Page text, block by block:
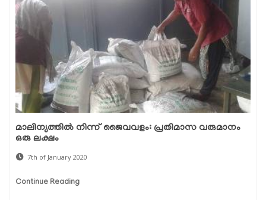
മാലിന്യത്തില്‍ നിന്ന് ജൈവവളം: പ്രതിമാസ വരുമാനം
ഒരു ലക്ഷം
7th of January 2020
Continue Reading